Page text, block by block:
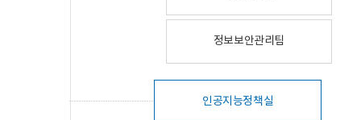
정보보안관리팀
인공지능정책실